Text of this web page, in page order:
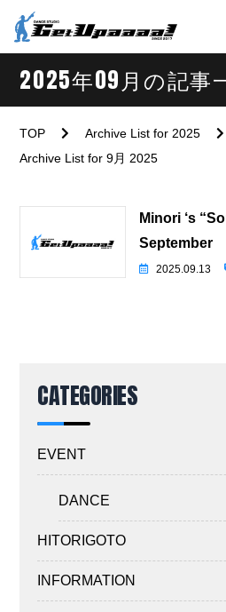
2025年09月の記事
TOP
Archive List for 2025
Archive List for 9月 2025
Minori ‘s
September
2025.09.13
CATEGORIES
EVENT
DANCE
HITORIGOTO
INFORMATION